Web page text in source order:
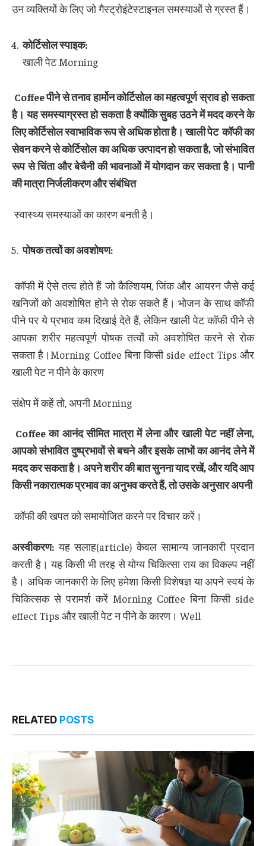
उन व्यक्तियों के लिए जो गैस्ट्रोइंटेस्टाइनल समस्याओं से ग्रस्त हैं।
कोर्टिसोल स्पाइक:
खाली पेट Morning
Coffeeपीने से तनाव हार्मोन कोर्टिसोल का महत्वपूर्ण स्राव हो सकता
है। यह समस्याग्रस्त हो सकता है क्योंकि सुबह उठने में मदद करने के
लिए कोर्टिसोल स्वाभाविक रूप से अधिक होता है। खाली पेटकॉफीका
सेवन करने से कोर्टिसोल का अधिक उत्पादन हो सकता है,जो संभावित
रूप से चिंता और बेचैनी की भावनाओं में योगदान कर सकता है। पानी
की मात्रा निर्जलीकरण और संबंधित
स्वास्थ्य समस्याओं का कारण बनती है।
पोषक तत्वों का अवशोषण:
कॉफी में ऐसे तत्व होते हैं जो कैल्शियम, जिंक और आयरन जैसे कई
खनिजों को अवशोषित होने से रोक सकते हैं। भोजन के साथ कॉफी
पीने पर ये प्रभाव कम दिखाई देते हैं, लेकिन खाली पेट कॉफी पीने से
आपका शरीर महत्वपूर्ण पोषक तत्वों को अवशोषित करने से रोक
सकता है।Morning Coffee बिना किसी side effect Tips और
खाली पेट न पीने के कारण
संक्षेप में कहें तो, अपनी Morning
Coffeeका आनंद सीमित मात्रा में लेना और खाली पेट नहीं लेना,
आपको संभावित दुष्प्रभावों से बचने और इसके लाभों का आनंद लेने में
मदद कर सकता है। अपने शरीर की बात सुनना याद रखें,और यदि आप
किसी नकारात्मक प्रभाव का अनुभव करते हैं,तो उसके अनुसार अपनी
कॉफी की खपत को समायोजित करने पर विचार करें।
अस्वीकरण: यह सलाह(article) केवल सामान्य जानकारी प्रदान
करती है। यह किसी भी तरह से योग्य चिकित्सा राय का विकल्प नहीं
है। अधिक जानकारी के लिए हमेशा किसी विशेषज्ञ या अपने स्वयं के
चिकित्सक से परामर्श करें Morning Coffee बिना किसी side
effect Tips और खाली पेट न पीने के कारण। Well
RELATED POSTS